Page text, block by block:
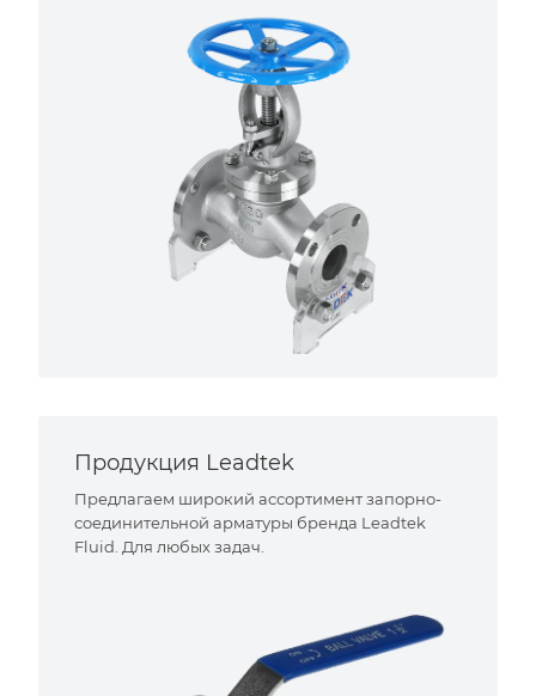
Продукция Leadtek
Предлагаем широкий ассортимент запорно-
соединительной арматуры бренда Leadtek
Fluid. Для любых задач.